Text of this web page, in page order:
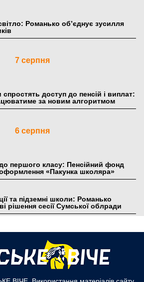
Романько об’єднує зусилля
7 серпня
доступ до пенсій і виплат:
за новим алгоритмом
6 серпня
першого класу: Пенсійний фонд
«Пакунка школяра»
та підземні школи: Романько
рішення сесії Сумської облради
5 книжкових історій із